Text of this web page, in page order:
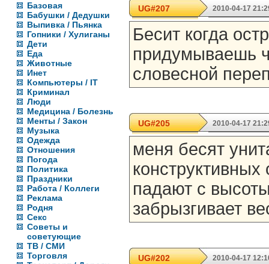
Базовая
Бабушки / Дедушки
Выпивка / Пьянка
Гопники / Хулиганы
Дети
Еда
Животные
Инет
Компьютеры / IT
Криминал
Люди
Медицина / Болезнь
Менты / Закон
Музыка
Одежда
Отношения
Погода
Политика
Праздники
Работа / Коллеги
Реклама
Родня
Секс
Советы и
советующие
ТВ / СМИ
Торговля
UG#207 2010-04-17
Бесит когда
придумываешь
словесной
UG#205 2010-04-17
меня бесят
падают с
забрызгивает
UG#202 2010-04-17